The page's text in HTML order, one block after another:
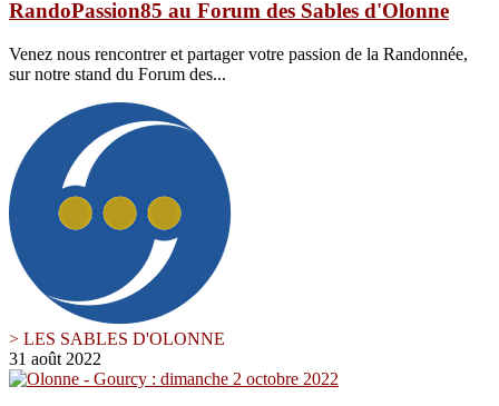
RandoPassion85 au Forum des Sables d'Olonne
Venez nous rencontrer et partager votre passion de la Randonnée,
sur notre stand du Forum des...
> LES SABLES D'OLONNE
31 août 2022